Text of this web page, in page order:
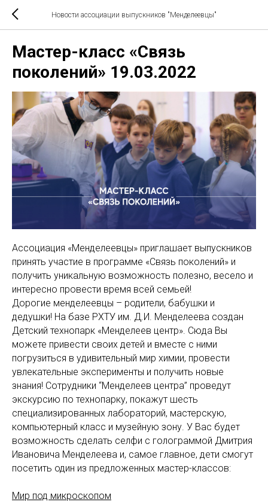
Новости ассоциации выпускников "Менделеевцы"
Мастер-класс «Связь
поколений» 19.03.2022
Ассоциация «Менделеевцы» приглашает выпускников
принять участие в программе «Связь поколений» и
получить уникальную возможность полезно, весело и
интересно провести время всей семьей!
Дорогие менделеевцы – родители, бабушки и
дедушки! На базе РХТУ им. Д.И. Менделеева создан
Детский технопарк «Менделеев центр». Сюда Вы
можете привести своих детей и вместе с ними
погрузиться в удивительный мир химии, провести
увлекательные эксперименты и получить новые
знания! Сотрудники “Менделеев центра” проведут
экскурсию по технопарку, покажут шесть
специализированных лабораторий, мастерскую,
компьютерный класс и музейную зону. У Вас будет
возможность сделать селфи с голограммой Дмитрия
Ивановича Менделеева и, самое главное, дети смогут
посетить один из предложенных мастер-классов:
Мир под микроскопом